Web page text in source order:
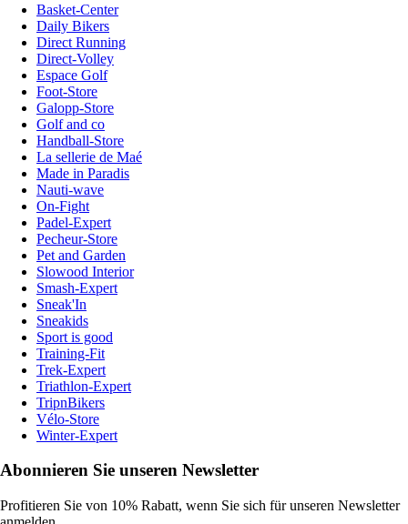
Basket-Center
Daily Bikers
Direct Running
Direct-Volley
Espace Golf
Foot-Store
Galopp-Store
Golf and co
Handball-Store
La sellerie de Maé
Made in Paradis
Nauti-wave
On-Fight
Padel-Expert
Pecheur-Store
Pet and Garden
Slowood Interior
Smash-Expert
Sneak'In
Sneakids
Sport is good
Training-Fit
Trek-Expert
Triathlon-Expert
TripnBikers
Vélo-Store
Winter-Expert
Abonnieren Sie unseren Newsletter
Profitieren Sie von 10% Rabatt, wenn Sie sich für unseren Newsletter